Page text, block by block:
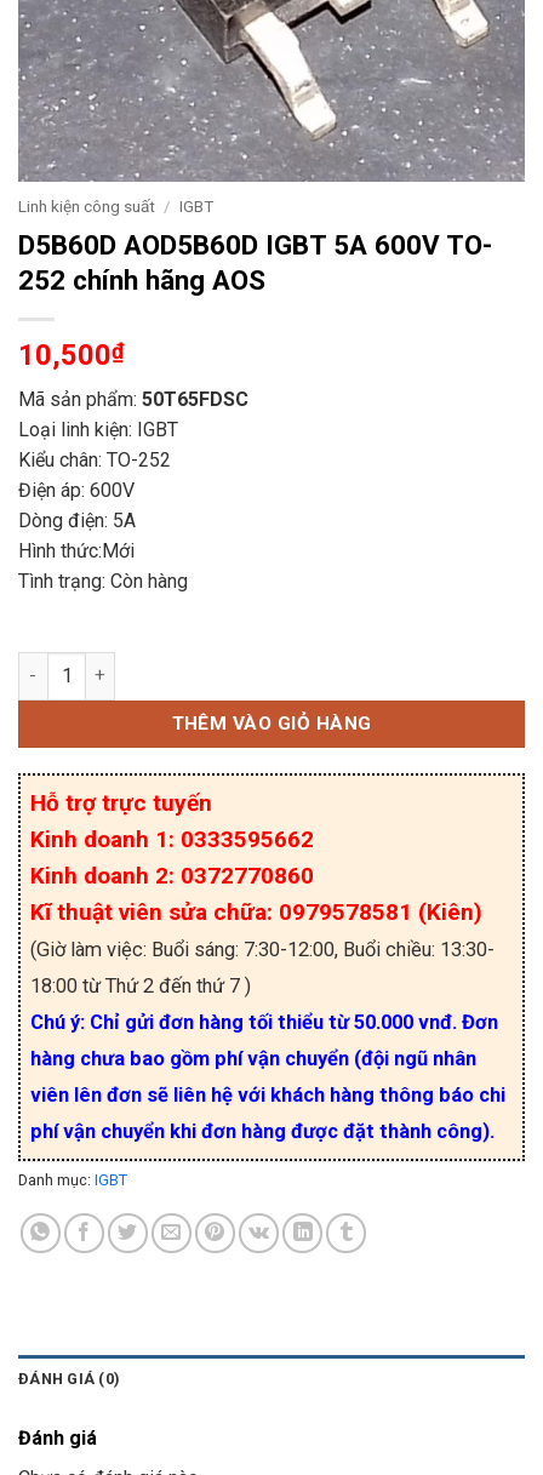
Linh kiện công suất / IGBT
D5B60D AOD5B60D IGBT 5A 600V TO-
252 chính hãng AOS
10,500₫
Mã sản phẩm: 50T65FDSC
Loại linh kiện: IGBT
Kiểu chân: TO-252
Điện áp: 600V
Dòng điện: 5A
Hình thức:Mới
Tình trạng: Còn hàng
D5B60D AOD5B60D IGBT 5A 600V TO-252 chính
THÊM VÀO GIỎ HÀNG
Hỗ trợ trực tuyến
Kinh doanh 1: 0333595662
Kinh doanh 2: 0372770860
Kĩ thuật viên sửa chữa: 0979578581 (Kiên)
(Giờ làm việc: Buổi sáng: 7:30-12:00, Buổi chiều: 13:30-
18:00 từ Thứ 2 đến thứ 7 )
Chú ý: Chỉ gửi đơn hàng tối thiểu từ 50.000 vnđ. Đơn
hàng chưa bao gồm phí vận chuyển (đội ngũ nhân
viên lên đơn sẽ liên hệ với khách hàng thông báo chi
phí vận chuyển khi đơn hàng được đặt thành công).
Danh mục: IGBT
ĐÁNH GIÁ (0)
Đánh giá